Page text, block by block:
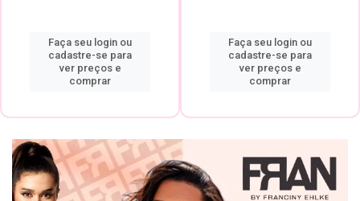
Faça seu login ou
cadastre-se para
ver preços e
comprar
Faça seu login ou
cadastre-se para
ver preços e
comprar